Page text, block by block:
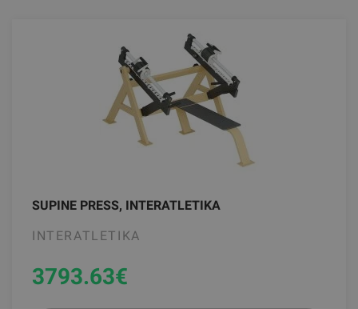
SUPINE PRESS, INTERATLETIKA
INTERATLETIKA
3793.63€